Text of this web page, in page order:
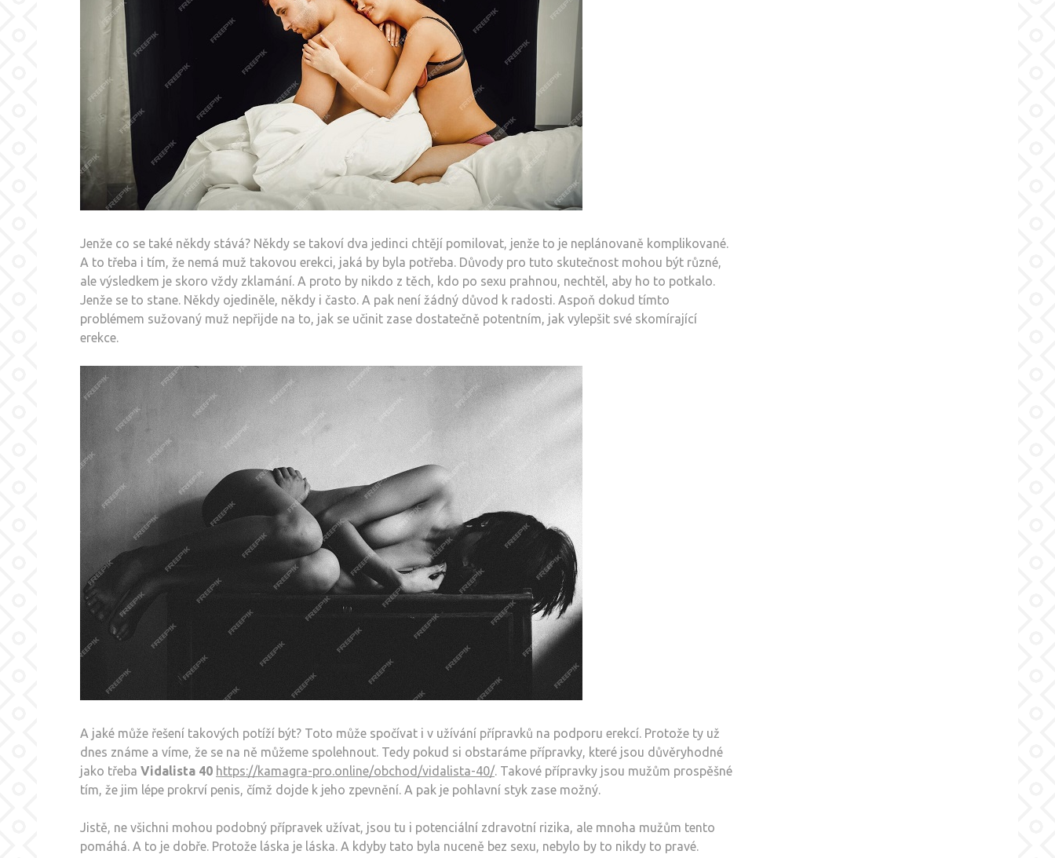
Jenže co se také někdy stává? Někdy se takoví dva jedinci chtějí pomilovat, jenže to je neplánovaně komplikované.
A to třeba i tím, že nemá muž takovou erekci, jaká by byla potřeba. Důvody pro tuto skutečnost mohou být různé,
ale výsledkem je skoro vždy zklamání. A proto by nikdo z těch, kdo po sexu prahnou, nechtěl, aby ho to potkalo.
Jenže se to stane. Někdy ojediněle, někdy i často. A pak není žádný důvod k radosti. Aspoň dokud tímto
problémem sužovaný muž nepřijde na to, jak se učinit zase dostatečně potentním, jak vylepšit své skomírající
erekce.
A jaké může řešení takových potíží být? Toto může spočívat i v užívání přípravků na podporu erekcí. Protože ty už
dnes známe a víme, že se na ně můžeme spolehnout. Tedy pokud si obstaráme přípravky, které jsou důvěryhodné
jako třeba Vidalista 40 https://kamagra-pro.online/obchod/vidalista-40/. Takové přípravky jsou mužům prospěšné
tím, že jim lépe prokrví penis, čímž dojde k jeho zpevnění. A pak je pohlavní styk zase možný.
Jistě, ne všichni mohou podobný přípravek užívat, jsou tu i potenciální zdravotní rizika, ale mnoha mužům tento
pomáhá. A to je dobře. Protože láska je láska. A kdyby tato byla nuceně bez sexu, nebylo by to nikdy to pravé.